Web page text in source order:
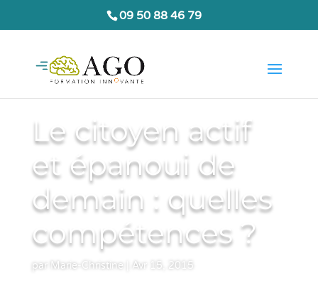
09 50 88 46 79
Le citoyen actif
et épanoui de
demain : quelles
compétences ?
par Marie-Christine Avr 15, 2015